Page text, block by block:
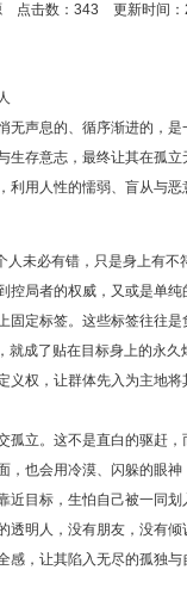
点击数：343 更新时间：
无声息的、循序渐进的，
生存意志，最终让其在孤
利用人性的懦弱、盲从与
未必有错，只是身上有
控局者的权威，又或是单
定标签。这些标签往往
成了贴在目标身上的永
权，让群体先入为主地
立。这不是直白的驱赶，
也会用冷漠、闪躲的眼
目标，生怕自己被一同
透明人，没有朋友，没有
感，让其陷入无尽的孤独